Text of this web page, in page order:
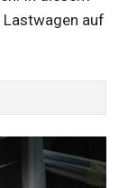
Lastwagen auf